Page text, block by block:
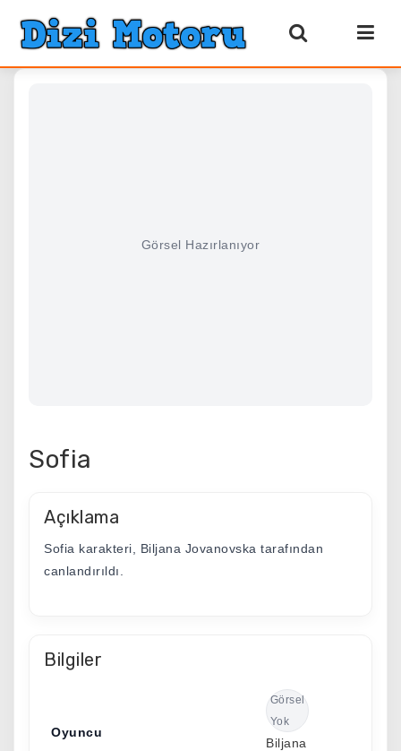
Görsel Hazırlanıyor
Sofia
Açıklama
Sofia karakteri, Biljana Jovanovska tarafından
canlandırıldı.
Bilgiler
Oyuncu
Görsel
Yok
Biljana